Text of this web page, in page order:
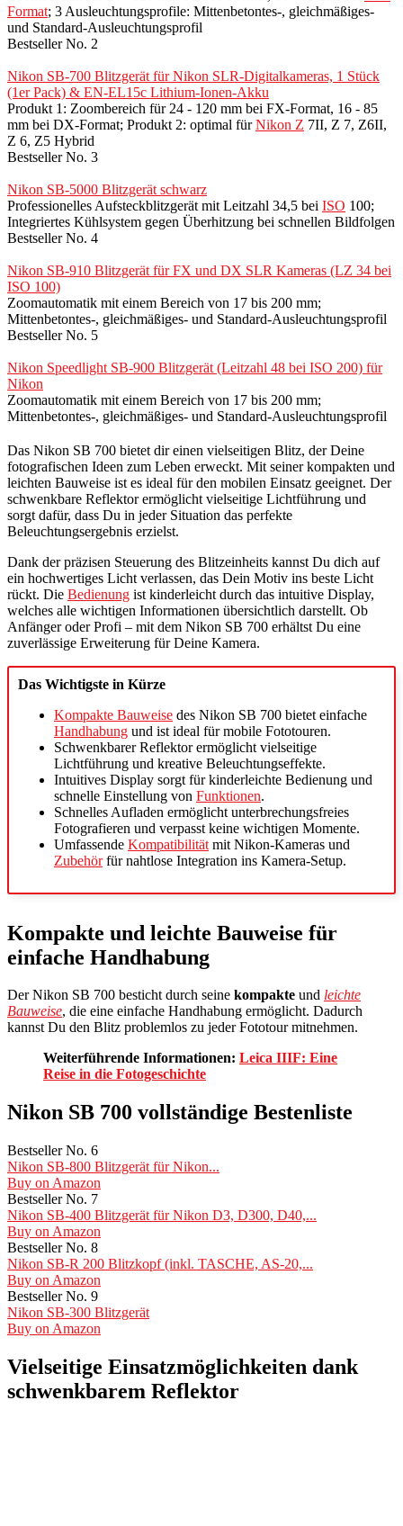
Format; 3 Ausleuchtungsprofile: Mittenbetontes-, gleichmäßiges-
und Standard-Ausleuchtungsprofil
Bestseller No. 2
Nikon SB-700 Blitzgerät für Nikon SLR-Digitalkameras, 1 Stück
(1er Pack) & EN-EL15c Lithium-Ionen-Akku
Produkt 1: Zoombereich für 24 - 120 mm bei FX-Format, 16 - 85
mm bei DX-Format; Produkt 2: optimal fürNikon Z 7II, Z 7, Z6II,
Z 6, Z5 Hybrid
Bestseller No. 3
Nikon SB-5000 Blitzgerät schwarz
Professionelles Aufsteckblitzgerät mit Leitzahl 34,5 bei ISO 100;
Integriertes Kühlsystem gegen Überhitzung bei schnellen Bildfolgen
Bestseller No. 4
Nikon SB-910 Blitzgerät für FX und DX SLR Kameras (LZ 34 bei
ISO 100)
Zoomautomatik mit einem Bereich von 17 bis 200 mm;
Mittenbetontes-, gleichmäßiges- und Standard-Ausleuchtungsprofil
Bestseller No. 5
Nikon Speedlight SB-900 Blitzgerät (Leitzahl 48 bei ISO 200) für
Nikon
Zoomautomatik mit einem Bereich von 17 bis 200 mm;
Mittenbetontes-, gleichmäßiges- und Standard-Ausleuchtungsprofil
Das Nikon SB 700 bietet dir einen vielseitigen Blitz, der Deine
fotografischen Ideen zum Leben erweckt. Mit seiner kompakten und
leichten Bauweise ist es ideal für den mobilen Einsatz geeignet. Der
schwenkbare Reflektor ermöglicht vielseitige Lichtführung und
sorgt dafür, dass Du in jeder Situation das perfekte
Beleuchtungsergebnis erzielst.
Dank der präzisen Steuerung des Blitzeinheits kannst Du dich auf
ein hochwertiges Licht verlassen, das Dein Motiv ins beste Licht
rückt. Die Bedienung ist kinderleicht durch das intuitive Display,
welches alle wichtigen Informationen übersichtlich darstellt. Ob
Anfänger oder Profi – mit dem Nikon SB 700 erhältst Du eine
zuverlässige Erweiterung für Deine Kamera.
Das Wichtigste in Kürze
Kompakte Bauweise des Nikon SB 700 bietet einfache
Handhabung und ist ideal für mobile Fototouren.
Schwenkbarer Reflektor ermöglicht vielseitige
Lichtführung und kreative Beleuchtungseffekte.
Intuitives Display sorgt für kinderleichte Bedienung und
schnelle Einstellung von Funktionen.
Schnelles Aufladen ermöglicht unterbrechungsfreies
Fotografieren und verpasst keine wichtigen Momente.
Umfassende Kompatibilität mit Nikon-Kameras und
Zubehörfür nahtlose Integration ins Kamera-Setup.
Kompakte und leichte Bauweise für
einfache Handhabung
Der Nikon SB 700 besticht durch seine kompakte und leichte
Bauweise, die eine einfache Handhabung ermöglicht. Dadurch
kannst Du den Blitz problemlos zu jeder Fototour mitnehmen.
Weiterführende Informationen: Leica IIIF: Eine
Reise in die Fotogeschichte
Nikon SB 700 vollständige Bestenliste
Bestseller No. 6
Nikon SB-800 Blitzgerät für Nikon...
Buy on Amazon
Bestseller No. 7
Nikon SB-400 Blitzgerät für Nikon D3, D300, D40,...
Buy on Amazon
Bestseller No. 8
Nikon SB-R 200 Blitzkopf (inkl. TASCHE, AS-20,...
Buy on Amazon
Bestseller No. 9
Nikon SB-300 Blitzgerät
Buy on Amazon
Vielseitige Einsatzmöglichkeiten dank
schwenkbarem Reflektor